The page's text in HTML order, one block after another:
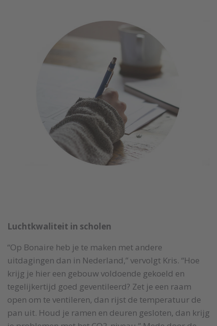
Luchtkwaliteit in scholen
“Op Bonaire heb je te maken met andere
uitdagingen dan in Nederland,” vervolgt Kris. “Hoe
krijg je hier een gebouw voldoende gekoeld en
tegelijkertijd goed geventileerd? Zet je een raam
open om te ventileren, dan rijst de temperatuur de
pan uit. Houd je ramen en deuren gesloten, dan krijg